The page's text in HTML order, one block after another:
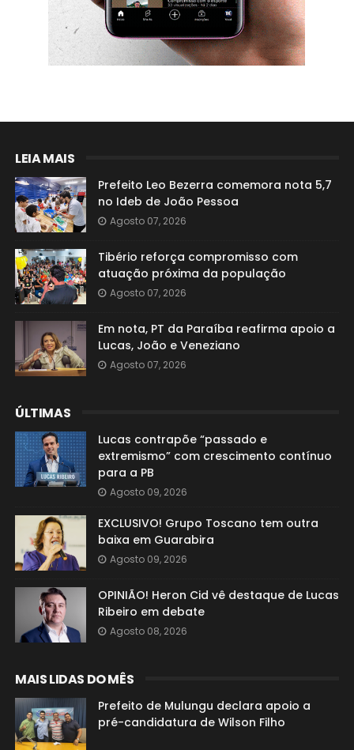
LEIA MAIS
Prefeito Leo Bezerra comemora nota 5,7
no Ideb de João Pessoa
Agosto 07, 2026
Tibério reforça compromisso com
atuação próxima da população
Agosto 07, 2026
Em nota, PT da Paraíba reafirma apoio a
Lucas, João e Veneziano
Agosto 07, 2026
ÚLTIMAS
Lucas contrapõe “passado e
extremismo” com crescimento contínuo
para a PB
Agosto 09, 2026
EXCLUSIVO! Grupo Toscano tem outra
baixa em Guarabira
Agosto 09, 2026
OPINIÃO! Heron Cid vê destaque de Lucas
Ribeiro em debate
Agosto 08, 2026
MAIS LIDAS DO MÊS
Prefeito de Mulungu declara apoio a
pré-candidatura de Wilson Filho